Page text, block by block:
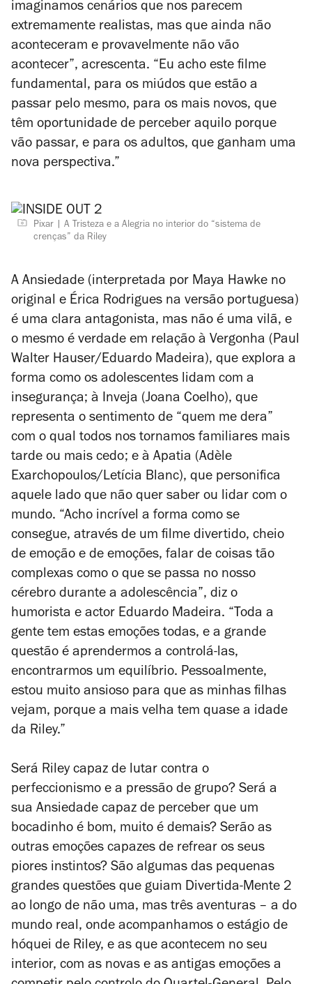
imaginamos cenários que nos parecem
extremamente realistas, mas que ainda não
aconteceram e provavelmente não vão
acontecer”, acrescenta. “Eu acho este filme
fundamental, para os miúdos que estão a
passar pelo mesmo, para os mais novos, que
têm oportunidade de perceber aquilo porque
vão passar, e para os adultos, que ganham uma
nova perspectiva.”
Pixar
A Tristeza e a Alegria no interior do “sistema de
crenças” da Riley
A Ansiedade (interpretada por Maya Hawke no
original e Érica Rodrigues na versão portuguesa)
é uma clara antagonista, mas não é uma vilã, e
o mesmo é verdade em relação à Vergonha (Paul
Walter Hauser/Eduardo Madeira), que explora a
forma como os adolescentes lidam com a
insegurança; à Inveja (Joana Coelho), que
representa o sentimento de “quem me dera”
com o qual todos nos tornamos familiares mais
tarde ou mais cedo; e à Apatia (Adèle
Exarchopoulos/Letícia Blanc), que personifica
aquele lado que não quer saber ou lidar com o
mundo. “Acho incrível a forma como se
consegue, através de um filme divertido, cheio
de emoção e de emoções, falar de coisas tão
complexas como o que se passa no nosso
cérebro durante a adolescência”, diz o
humorista e actor Eduardo Madeira. “Toda a
gente tem estas emoções todas, e a grande
questão é aprendermos a controlá-las,
encontrarmos um equilíbrio. Pessoalmente,
estou muito ansioso para que as minhas filhas
vejam, porque a mais velha tem quase a idade
da Riley.”
Será Riley capaz de lutar contra o
perfeccionismo e a pressão de grupo? Será a
sua Ansiedade capaz de perceber que um
bocadinho é bom, muito é demais? Serão as
outras emoções capazes de refrear os seus
piores instintos? São algumas das pequenas
grandes questões que guiam Divertida-Mente 2
ao longo de não uma, mas três aventuras – a do
mundo real, onde acompanhamos o estágio de
hóquei de Riley, e as que acontecem no seu
interior, com as novas e as antigas emoções a